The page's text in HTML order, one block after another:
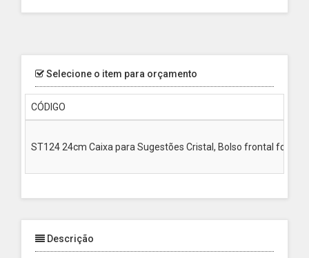
Selecione o item para orçamento
CÓDIGO
ST124 24cm Caixa para Sugestões Cristal, Bolso frontal
Descrição